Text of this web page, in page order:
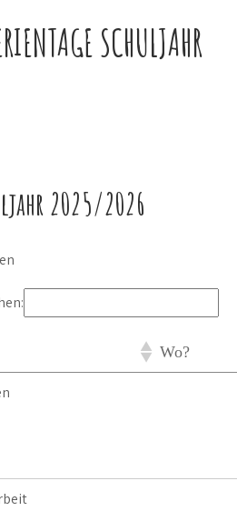
SCHULJAHR
2025/2026
Wo?